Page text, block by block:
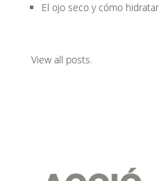
El ojo seco y cómo
View all posts.